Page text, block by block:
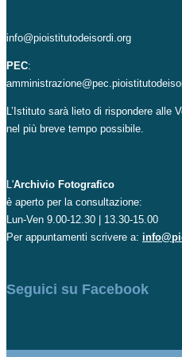
info@pioistitutodeisordi.org
PEC:
L’Istituto sarà lieto di rispondere alle
nel più breve tempo possibile.
L'Archivio Fotografico
è aperto per la consultazione:
Lun-Ven 9.00-12.30 | 13.30-15.00
Per appuntamenti scrivere a:
Seguici su Facebook